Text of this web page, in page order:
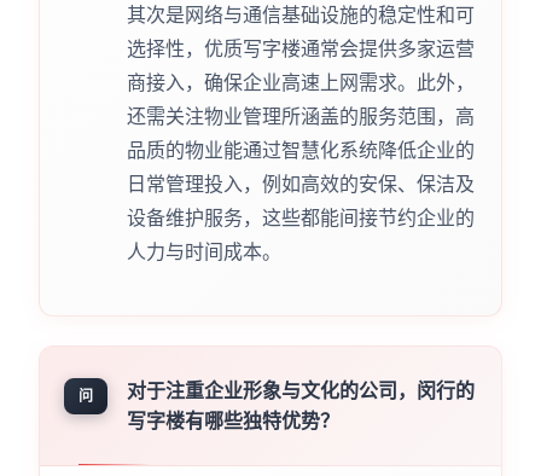
其次是网络与通信基础设施的稳定性和可
选择性，优质写字楼通常会提供多家运营
商接入，确保企业高速上网需求。此外，
还需关注物业管理所涵盖的服务范围，高
品质的物业能通过智慧化系统降低企业的
日常管理投入，例如高效的安保、保洁及
设备维护服务，这些都能间接节约企业的
人力与时间成本。
问
对于注重企业形象与文化的公司，闵行的
写字楼有哪些独特优势？